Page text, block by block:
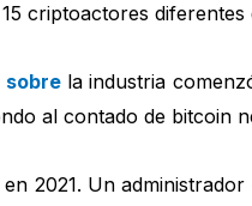
criptoactores
sobre la industria
al contado de bitcoin
2021. Un